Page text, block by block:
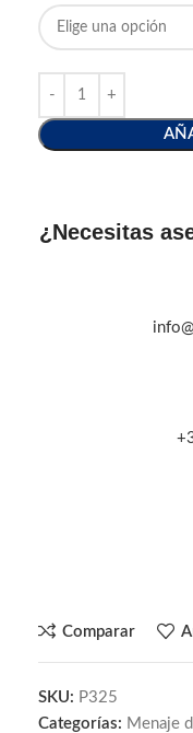
¿Necesitas
Comparar
SKU: P325
Categorías: Menaje